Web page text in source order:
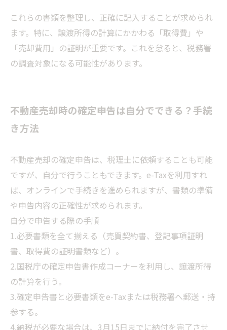
これらの書類を整理し、正確に記入することが求められ
ます。特に、譲渡所得の計算にかかわる「取得費」や
「売却費用」の証明が重要です。これを怠ると、税務署
の調査対象になる可能性があります。
不動産売却時の確定申告は自分でできる？手続
き方法
不動産売却の確定申告は、税理士に依頼することも可能
ですが、自分で行うこともできます。e-Taxを利用すれ
ば、オンラインで手続きを進められますが、書類の準備
や申告内容の正確性が求められます。
自分で申告する際の手順
1.必要書類を全て揃える（売買契約書、登記事項証明
書、取得費の証明書類など）。
2.国税庁の確定申告書作成コーナーを利用し、譲渡所得
の計算を行う。
3.確定申告書と必要書類をe-Taxまたは税務署へ郵送・持
参する。
4.納税が必要な場合は、3月15日までに納付を完了させ